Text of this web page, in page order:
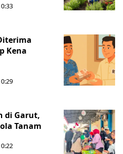
Kena
di Garut,
Tanam